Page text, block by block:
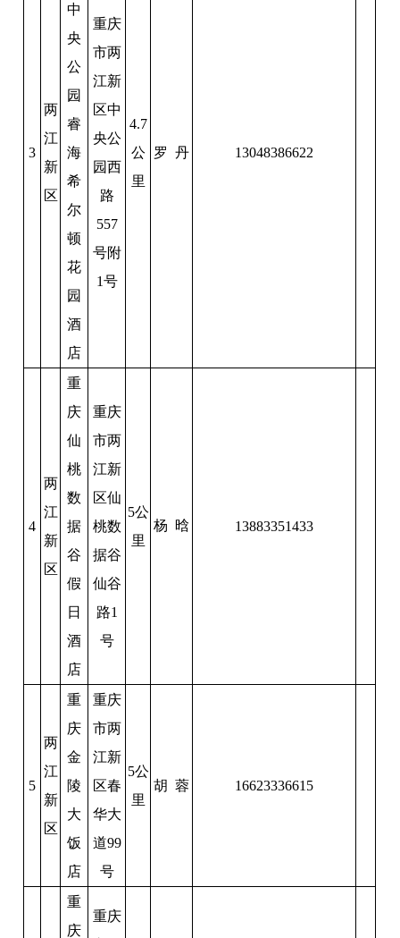
3
两
江
新
区
中
央
公
园
睿
海
希
尔
顿
花
园
酒
店
重庆
市两
江新
区中
央公
园西
路
557
号附
1号
4.7
公
里
罗 丹 13048386622
4
两
江
新
区
重
庆
仙
桃
数
据
谷
假
日
酒
店
重庆
市两
江新
区仙
桃数
据谷
仙谷
路1
号
5公
里
杨 晗 13883351433
5
两
江
新
区
重
庆
金
陵
大
饭
店
重庆
市两
江新
区春
华大
道99
号
5公
里
胡 蓉 16623336615
重
庆
重庆